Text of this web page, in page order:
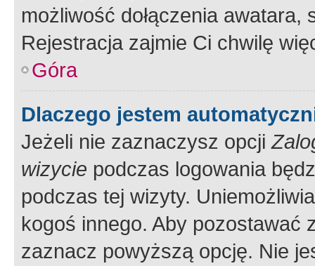
możliwość dołączenia
Rejestracja zajmie Ci chwilę
Góra
Dlaczego jestem
Jeżeli nie zaznaczysz opcji
wizycie podczas logowania
podczas tej wizyty.
kogoś innego. Aby pozostawać
zaznacz powyższą opcję. Nie